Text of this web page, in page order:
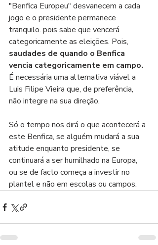
"Benfica Europeu" desvanecem a cada
jogo e o presidente permanece
tranquilo. pois sabe que vencerá
categoricamente as eleições. Pois,
saudades de quando o Benfica
vencia categoricamente em campo.
É necessária uma alternativa viável a
Luis Filipe Vieira que, de preferência,
não integre na sua direção.
Só o tempo nos dirá o que acontecerá a
este Benfica, se alguém mudará a sua
atitude enquanto presidente, se
continuará a ser humilhado na Europa,
ou se de facto começa a investir no
plantel e não em escolas ou campos.